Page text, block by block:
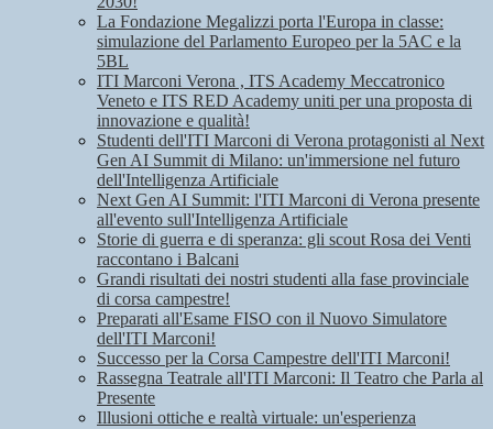
La Fondazione Megalizzi porta l'Europa in classe:
simulazione del Parlamento Europeo per la 5AC e la
5BL
ITI Marconi Verona , ITS Academy Meccatronico
Veneto e ITS RED Academy uniti per una proposta di
innovazione e qualità!
Studenti dell'ITI Marconi di Verona protagonisti al Next
Gen AI Summit di Milano: un'immersione nel futuro
dell'Intelligenza Artificiale
Next Gen AI Summit: l'ITI Marconi di Verona presente
all'evento sull'Intelligenza Artificiale
Storie di guerra e di speranza: gli scout Rosa dei Venti
raccontano i Balcani
Grandi risultati dei nostri studenti alla fase provinciale
di corsa campestre!
Preparati all'Esame FISO con il Nuovo Simulatore
dell'ITI Marconi!
Successo per la Corsa Campestre dell'ITI Marconi!
Rassegna Teatrale all'ITI Marconi: Il Teatro che Parla al
Presente
Illusioni ottiche e realtà virtuale: un'esperienza